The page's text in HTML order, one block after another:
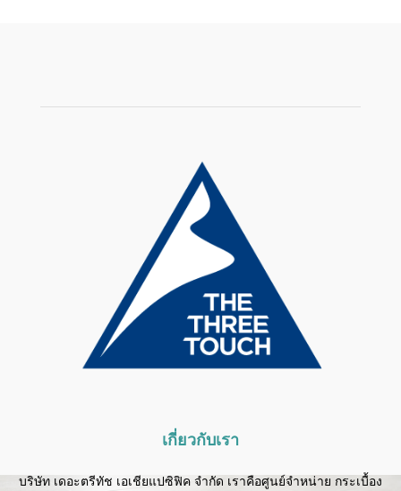
เกี่ยวกับเรา
บริษัท เดอะตรีทัช เอเชียแปซิฟิค จำกัด เราคือศูนย์จำหน่าย กระเบื้อง